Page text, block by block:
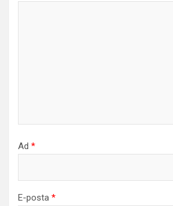
Ad *
E-posta *